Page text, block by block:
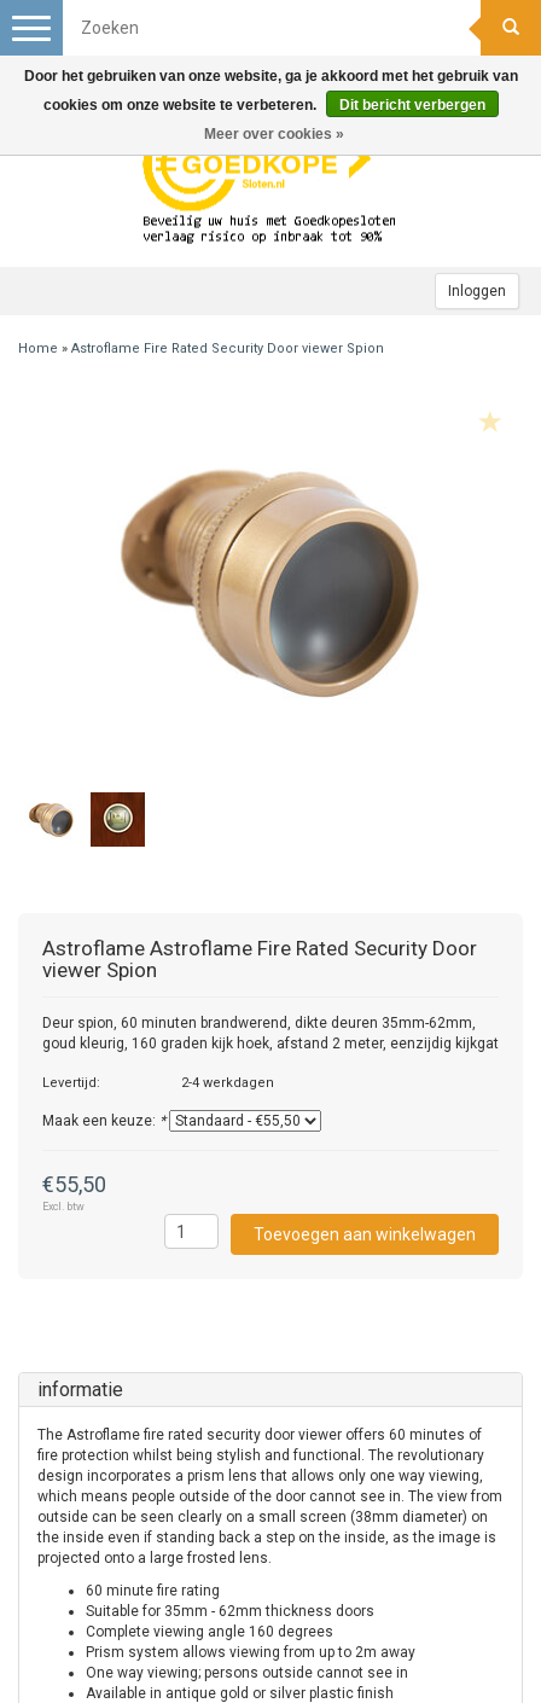
Inloggen
Toggle
navigation
Home » Astroflame Fire Rated Security Door viewer Spion
Astroflame Astroflame Fire Rated Security Door
viewer Spion
Deur spion, 60 minuten brandwerend, dikte deuren 35mm-62mm,
goud kleurig, 160 graden kijk hoek, afstand 2 meter, eenzijdig kijkgat
Levertijd: 2-4 werkdagen
Maak een keuze: *
€55,50
Excl. btw
Toevoegen aan winkelwagen
informatie
The Astroflame fire rated security door viewer offers 60 minutes of
fire protection whilst being stylish and functional. The revolutionary
design incorporates a prism lens that allows only one way viewing,
which means people outside of the door cannot see in. The view from
outside can be seen clearly on a small screen (38mm diameter) on
the inside even if standing back a step on the inside, as the image is
projected onto a large frosted lens.
60 minute fire rating
Suitable for 35mm - 62mm thickness doors
Complete viewing angle 160 degrees
Prism system allows viewing from up to 2m away
One way viewing; persons outside cannot see in
Available in antique gold or silver plastic finish
Door het gebruiken van onze website, ga je akkoord met het gebruik van
cookies om onze website te verbeteren.
Dit bericht verbergen
Meer over cookies »